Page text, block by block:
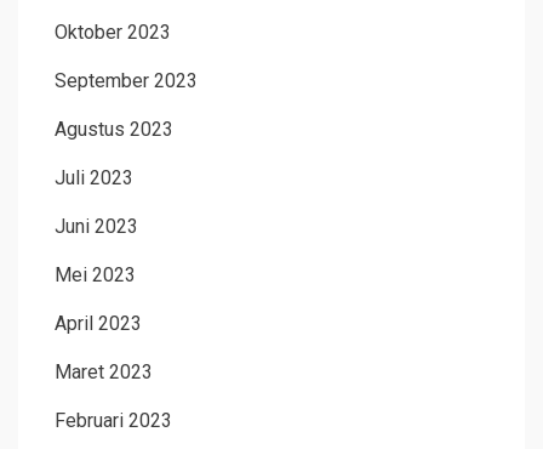
Oktober 2023
September 2023
Agustus 2023
Juli 2023
Juni 2023
Mei 2023
April 2023
Maret 2023
Februari 2023